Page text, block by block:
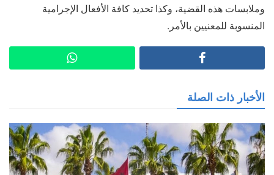
وملابسات هذه القضية، وكذا تحديد كافة الأفعال الإجرامية
المنسوبة للمعنيين بالأمر.
الأخبار ذات الصلة